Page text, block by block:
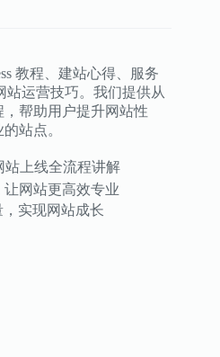
教程、建站心得、服务
站运营技巧。我们提供从
帮助用户提升网站性
站点。
站上线全流程讲解
网站更高效专业
实现网站成长